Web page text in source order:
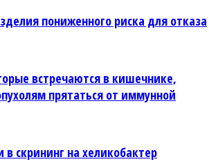
пониженного риска для отказа
встречаются в кишечнике,
прятаться от иммунной
в скрининг на хеликобактер